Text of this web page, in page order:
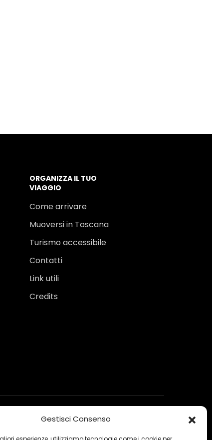
Gestisci Consenso
ORGANIZZA IL TUO
VIAGGIO
Come arrivare
Muoversi in Toscana
Turismo accessibile
Contatti
Link utili
Credits